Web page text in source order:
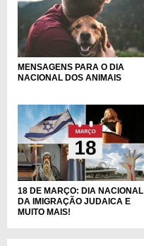
MENSAGENS PARA O DIA
NACIONAL DOS ANIMAIS
18 DE MARÇO: DIA NACIONAL
DA IMIGRAÇÃO JUDAICA E
MUITO MAIS!